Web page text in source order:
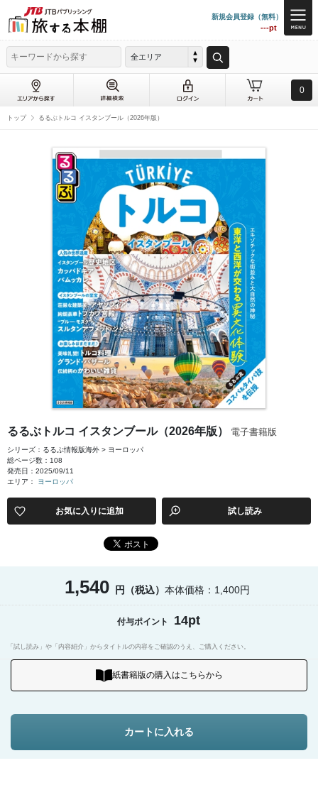
新規会員登録（無料）
---pt
全エリア
0
トップ るるぶトルコ イスタンブール（2026年版）
るるぶトルコ イスタンブール（2026年版） 電子書籍版
シリーズ：るるぶ情報版海外 > ヨーロッパ
総ページ数：108
発売日：2025/09/11
エリア： ヨーロッパ
お気に入りに追加 試し読み
1,540 円（税込） 本体価格：1,400円
付与ポイント 14pt
「試し読み」や「内容紹介」からタイトルの内容をご確認のうえ、ご購入ください。
紙書籍版の購入はこちらから
カートに入れる